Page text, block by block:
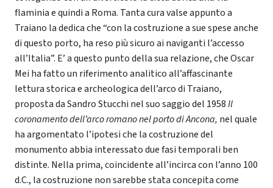
flaminia e quindi a Roma. Tanta cura valse appunto a
Traiano la dedica che “con la costruzione a sue spese anche
di questo porto, ha reso più sicuro ai naviganti l’accesso
all’Italia”. E’ a questo punto della sua relazione, che Oscar
Mei ha fatto un riferimento analitico all’affascinante
lettura storica e archeologica dell’arco di Traiano,
proposta da Sandro Stucchi nel suo saggio del 1958Il
coronamento dell’arco romano nel porto di Ancona, nel quale
ha argomentato l’ipotesi che la costruzione del
monumento abbia interessato due fasi temporali ben
distinte. Nella prima, coincidente all’incirca con l’anno 100
d.C., la costruzione non sarebbe stata concepita come